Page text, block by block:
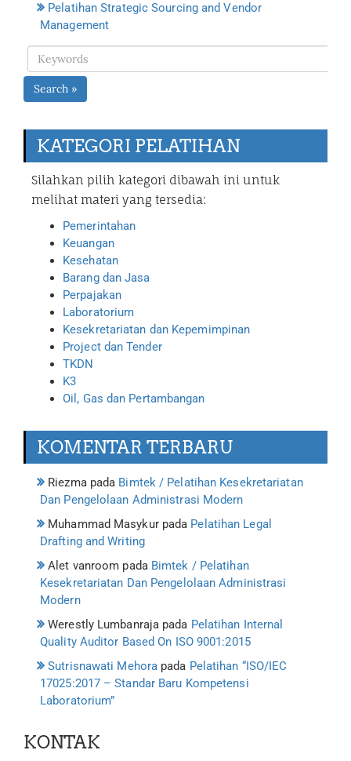
Pelatihan Strategic Sourcing and Vendor
Management
Search »
KATEGORI PELATIHAN
Silahkan pilih kategori dibawah ini untuk
melihat materi yang tersedia:
Pemerintahan
Keuangan
Kesehatan
Barang dan Jasa
Perpajakan
Laboratorium
Kesekretariatan dan Kepemimpinan
Project dan Tender
TKDN
K3
Oil, Gas dan Pertambangan
KOMENTAR TERBARU
Riezmapada Bimtek / Pelatihan Kesekretariatan
Dan Pengelolaan Administrasi Modern
Muhammad Masykurpada Pelatihan Legal
Drafting and Writing
Alet vanroom pada Bimtek / Pelatihan
Kesekretariatan Dan Pengelolaan Administrasi
Modern
Werestly Lumbanraja pada Pelatihan Internal
Quality Auditor Based On ISO 9001:2015
Sutrisnawati Mehora pada Pelatihan “ISO/IEC
17025:2017 – Standar Baru Kompetensi
Laboratorium”
KONTAK